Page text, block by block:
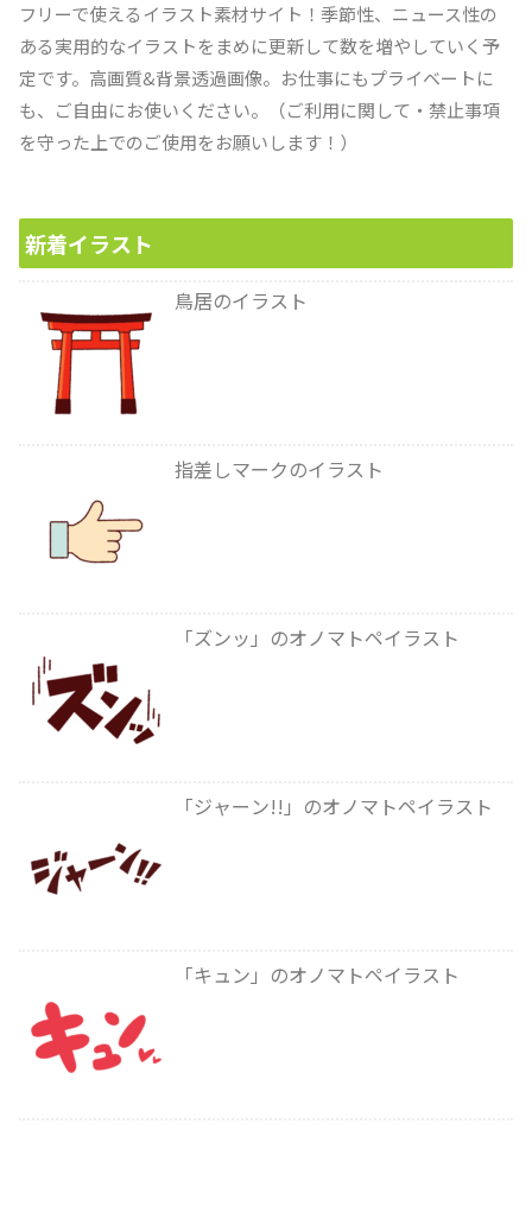
フリーで使えるイラスト素材サイト！季節性、ニュース性の
ある実用的なイラストをまめに更新して数を増やしていく予
定です。高画質&背景透過画像。お仕事にもプライベートに
も、ご自由にお使いください。（ご利用に関して・禁止事項
を守った上でのご使用をお願いします！）
新着イラスト
鳥居のイラスト
指差しマークのイラスト
「ズンッ」のオノマトペイラスト
「ジャーン!!」のオノマトペイラスト
「キュン」のオノマトペイラスト